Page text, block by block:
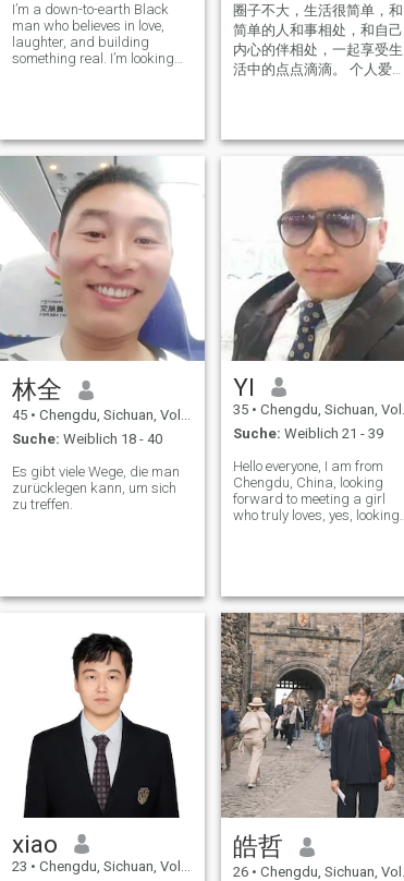
I’m a down-to-earth Black
man who believes in love,
laughter, and building
something real. I’m looking
conversations, a little
adventure, and sharing quiet
moment
圈子不大，生活很简单，和
简单的人和事相处，和自己
内心的伴相处，一起享受生
活中的点点滴滴。 个人爱
不同的，我不会要求我的另
一半成为我想要的模样，而
是多多的包容对方，理解对
方，没有人是完美的。你就
是你自己，而我也是我自
己，两个人在一起是相互成
就彼此，而不是迁就。余生
不想在将就了。 我的理想是
在退休后能够携着自己的另
一半将足迹遍布咱们祖国的
大好河山，买一辆房车，做
好计划，一起踏上旅居的生
活，感受不同地方的风土人
情，全身心的
林全
45 • Chengdu, Sichuan, Volksrep. China
Suche: Weiblich 18 - 40
Es gibt viele Wege, die man
zurücklegen kann, um sich
zu treffen.
YI
35 • Chengdu, Sichuan, Volksrep. China
Suche: Weiblich 21 - 39
Hello everyone, I am from
Chengdu, China, looking
forward to meeting a girl
who truly loves, yes, looking
xiao
23 • Chengdu, Sichuan, Volksrep. China
皓哲
26 • Chengdu, Sichuan, Volksrep. China